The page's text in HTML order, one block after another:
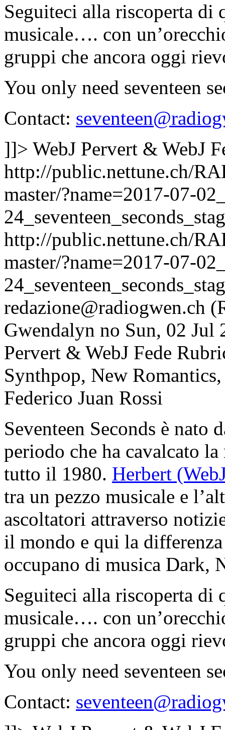
Seguiteci alla riscoperta di
musicale…. con
gruppi che ancora oggi
You only need seventeen
Contact:
]]> WebJ Pervert & WebJ
http://public.nettune.ch/
master/?name=2017-07-
http://public.nettune.ch/
master/?name=2017-07-
redazione@radiogwen.ch
Gwendalyn no Sun, 02 Jul
Pervert & WebJ Fede
Synthpop, New
Federico Juan Rossi
Seventeen Seconds è nato
periodo che ha cavalcato
tutto il 1980. Herbert
tra un pezzo musicale e
ascoltatori attraverso
il mondo e qui la
occupano di musica Dark,
Seguiteci alla riscoperta di
musicale…. con
gruppi che ancora oggi
You only need seventeen
Contact: